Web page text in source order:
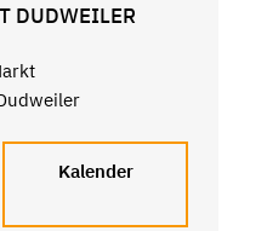
DUDWEILER
Kalender